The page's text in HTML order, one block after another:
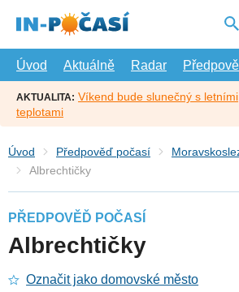
hlavní
Úvod
Aktuálně Radar
AKTUALITA: Víkend bude slunečný s
teplotami
Úvod Předpověď počasí
Albrechtičky
PŘEDPOVĚĎ POČASÍ
Albrechtičky
Označit jako domovské město